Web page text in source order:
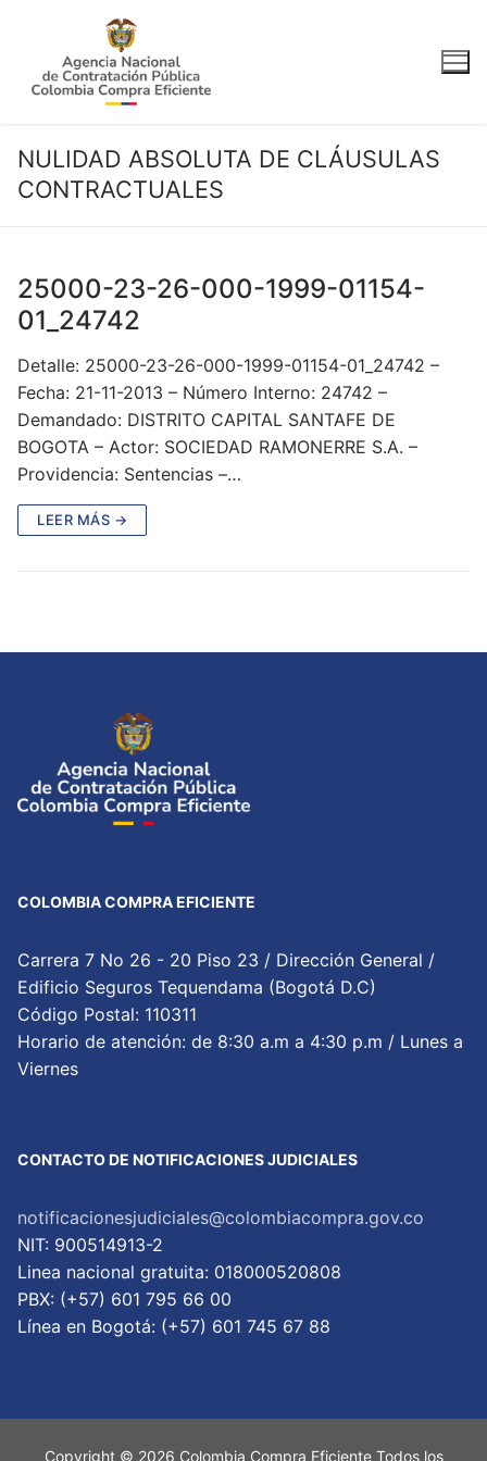
contenido
NULIDAD ABSOLUTA DE CLÁUSULAS
CONTRACTUALES
25000-23-26-000-1999-01154-
01_24742
Detalle: 25000-23-26-000-1999-01154-01_24742 –
Fecha: 21-11-2013 – Número Interno: 24742 –
Demandado: DISTRITO CAPITAL SANTAFE DE
BOGOTA – Actor: SOCIEDAD RAMONERRE S.A. –
Providencia: Sentencias –…
LEER MÁS →
COLOMBIA COMPRA EFICIENTE
Carrera 7 No 26 - 20 Piso 23 / Dirección General /
Edificio Seguros Tequendama (Bogotá D.C)
Código Postal: 110311
Horario de atención: de 8:30 a.m a 4:30 p.m / Lunes a
Viernes
CONTACTO DE NOTIFICACIONES JUDICIALES
notificacionesjudiciales@colombiacompra.gov.co
NIT: 900514913-2
Linea nacional gratuita: 018000520808
PBX: (+57) 601 795 66 00
Lí­nea en Bogotá: (+57) 601 745 67 88
Copyright © 2026 Colombia Compra Eficiente Todos los